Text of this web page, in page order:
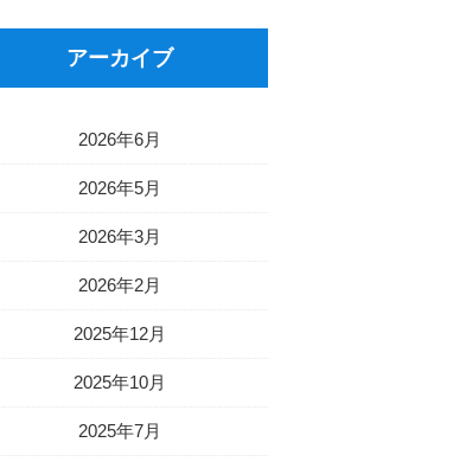
アーカイブ
2026年6月
2026年5月
2026年3月
2026年2月
2025年12月
2025年10月
2025年7月